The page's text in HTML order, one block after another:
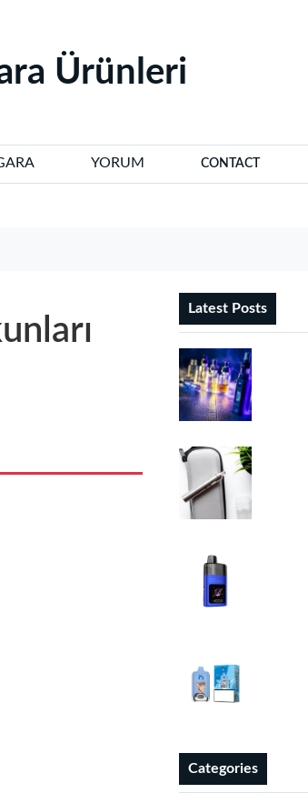
Ürünleri‌
YORUM CONTACT
Latest Posts
Categories